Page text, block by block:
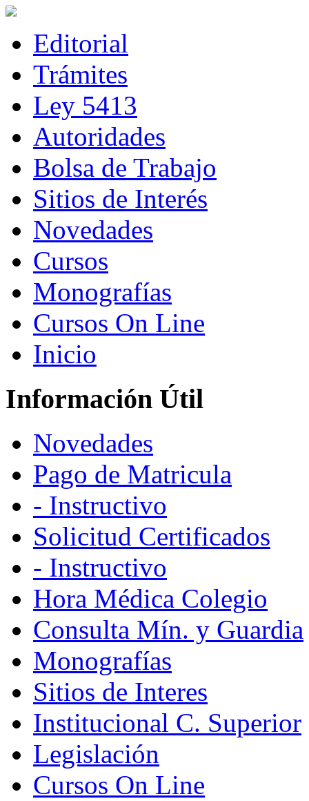
Editorial
Trámites
Ley 5413
Autoridades
Bolsa de Trabajo
Sitios de Interés
Novedades
Cursos
Monografías
Cursos On Line
Inicio
Información Útil
Novedades
Pago de Matricula
- Instructivo
Solicitud Certificados
- Instructivo
Hora Médica Colegio
Consulta Mín. y Guardia
Monografías
Sitios de Interes
Institucional C. Superior
Legislación
Cursos On Line